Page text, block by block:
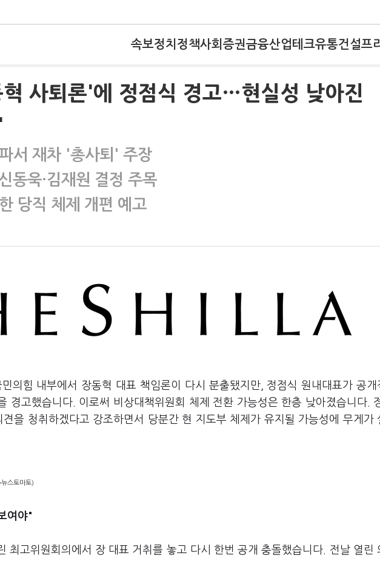
속보정치 정책사회 증권금융산업테크유통건설프
사퇴론'에 정점식 경고…현실성 낮아진
서 재차 '총사퇴' 주장
동욱·김재원 결정 주목
당직 체제 개편 예고
의힘 내부에서 장동혁 대표 책임론이 다시 분출됐지만, 정점식 원내대표가 공개
경고했습니다. 이로써 비상대책위원회 체제 전환 가능성은 한층 낮아졌습니다.
을 청취하겠다고 강조하면서 당분간 현 지도부 체제가 유지될 가능성에 무게가
스토마토)
여야"
최고위원회의에서 장 대표 거취를 놓고 다시 한번 공개 충돌했습니다. 전날 열린